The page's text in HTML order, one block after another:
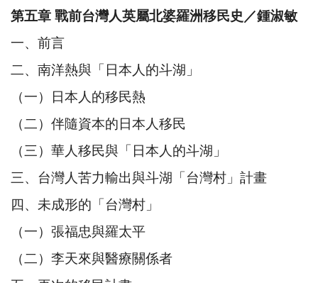
第五章 戰前台灣人英屬北婆羅洲移民史／鍾淑敏
一、前言
二、南洋熱與「日本人的斗湖」
（一）日本人的移民熱
（二）伴隨資本的日本人移民
（三）華人移民與「日本人的斗湖」
三、台灣人苦力輸出與斗湖「台灣村」計畫
四、未成形的「台灣村」
（一）張福忠與羅太平
（二）李天來與醫療關係者